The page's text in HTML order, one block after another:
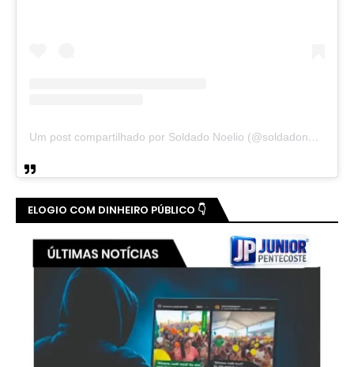
Um post compartilhado por Soldado Noelio (@soldadonoelio)
ELOGIO COM DINHEIRO PÚBLICO 👇